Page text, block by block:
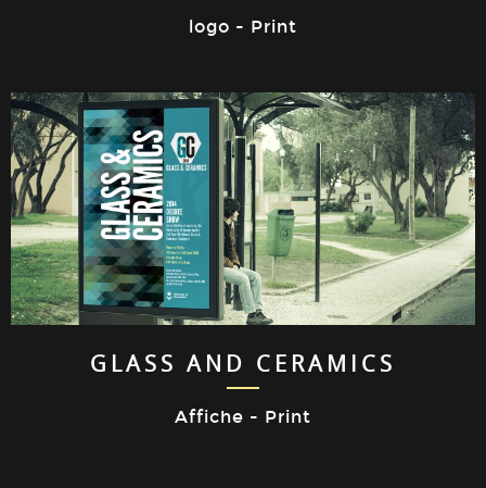
logo - Print
GLASS AND CERAMICS
Affiche - Print